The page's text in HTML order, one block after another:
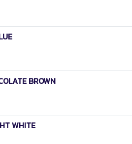
BROWN
WHITE